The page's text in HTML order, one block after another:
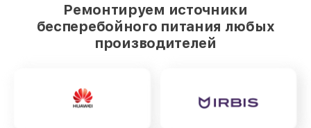
Ремонтируем источники
бесперебойного питания любых
производителей